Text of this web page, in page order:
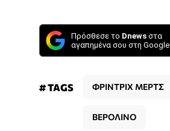
Πρόσθεσε το Dnews στα
αγαπημένα σου στη Google
# TAGS ΦΡΙΝΤΡΙΧ ΜΕΡΤΣ
ΒΕΡΟΛΙΝΟ